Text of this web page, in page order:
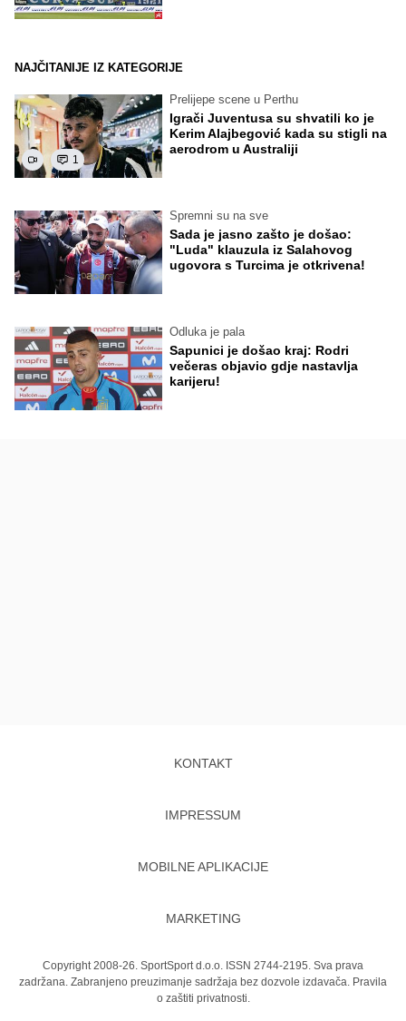
NAJČITANIJE IZ KATEGORIJE
1
Prelijepe scene u Perthu
Igrači Juventusa su shvatili ko je
Kerim Alajbegović kada su stigli na
aerodrom u Australiji
Spremni su na sve
Sada je jasno zašto je došao:
"Luda" klauzula iz Salahovog
ugovora s Turcima je otkrivena!
Odluka je pala
Sapunici je došao kraj: Rodri
večeras objavio gdje nastavlja
karijeru!
KONTAKT
IMPRESSUM
MOBILNE APLIKACIJE
MARKETING
Copyright 2008-26. SportSport d.o.o. ISSN 2744-2195. Sva prava
zadržana. Zabranjeno preuzimanje sadržaja bez dozvole izdavača. Pravila
o zaštiti privatnosti.